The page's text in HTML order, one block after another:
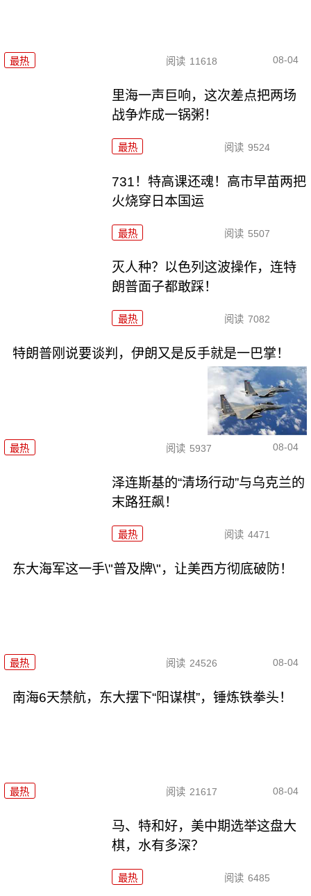
最热 阅读 11618 08-04
里海一声巨响，这次差点把两场
战争炸成一锅粥！
最热 阅读 9524
731！特高课还魂！高市早苗两把
火烧穿日本国运
最热 阅读 5507
灭人种？以色列这波操作，连特
朗普面子都敢踩！
最热 阅读 7082
特朗普刚说要谈判，伊朗又是反手就是一巴掌！
最热 阅读 5937 08-04
泽连斯基的“清场行动”与乌克兰的
末路狂飙！
最热 阅读 4471
东大海军这一手\"普及牌\"，让美西方彻底破防！
最热 阅读 24526 08-04
南海6天禁航，东大摆下“阳谋棋”，锤炼铁拳头！
最热 阅读 21617 08-04
马、特和好，美中期选举这盘大
棋，水有多深？
最热 阅读 6485